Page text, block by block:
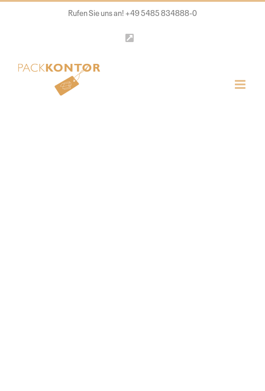
Rufen Sie uns an! +49 5485 834888-0
LinkedIn